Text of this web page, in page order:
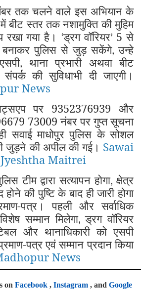
तक चलने वाले इस अभियान के
बीट स्तर तक नशामुक्ति की मुहिम
रखा गया है।
‘ड्रग वॉरियर’ 5 से
बनाकर पुलिस से जुड़ सकेंगे,उन्हे
, थाना प्रभारी अथवा बीट
की सुविधाभी दी जाएगी।
News
पर 9352376939 और
73009 नंबर पर गुप्त सूचना
सवाई माधोपुर पुलिस के सोशल
जुड़ने की अपील की गई। Sawai
Maitrei
टीम द्वारा सत्यापन होगा, क्षेत्र
की पुष्टि के बाद ही जारी होगा
पत्र। पहली और सर्वाधिक
सम्मान मिलेगा,ड्रग वॉरियर
और थानाधिकारी को एसपी
प्रमाण-पत्र एवं सम्मान प्रदान किया
News
on Facebook, Instagram, and Google